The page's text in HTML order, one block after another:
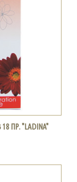
ПР. "LADINA"